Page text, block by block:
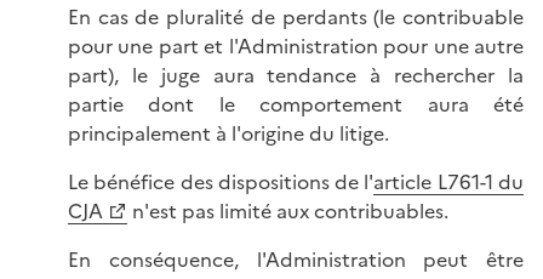
En cas de pluralité de perdants (le contribuable
pour une part et l'Administration pour une autre
part), le juge aura tendance à rechercher la
partie dont le comportement aura été
principalement à l'origine du litige.
Le bénéfice des dispositions de l'article L761-1 du
CJA
n'est pas limité aux contribuables.
En conséquence, l'Administration peut être